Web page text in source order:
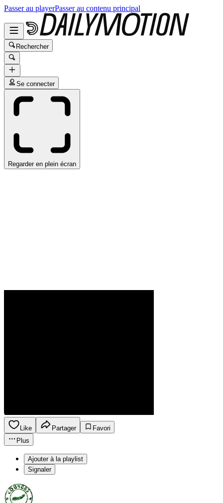
Passer au playerPasser au contenu principal
Rechercher
Se connecter
Regarder en plein écran
Like Partager
Favori
Plus
Ajouter à la playlist
Signaler